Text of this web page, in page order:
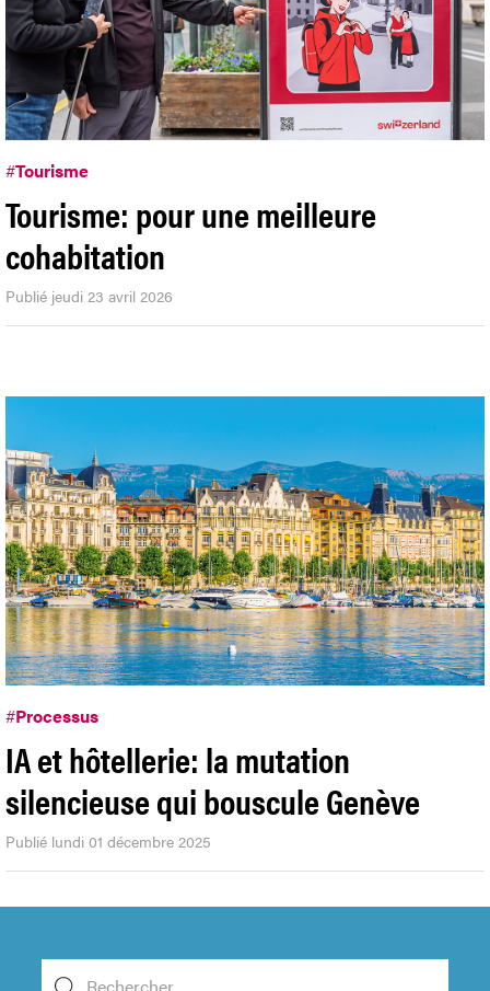
#Tourisme
Tourisme: pour une meilleure
cohabitation
Publié jeudi 23 avril 2026
#Processus
IA et hôtellerie: la mutation
silencieuse qui bouscule Genève
Publié lundi 01 décembre 2025